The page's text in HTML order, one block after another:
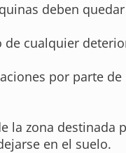
deben
cualquier
por parte
la zona destinada
en el suelo.